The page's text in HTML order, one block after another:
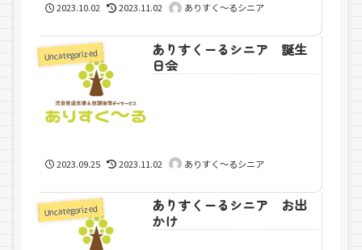
2023.10.02 2023.11.02 ありすく～るシニア
Uncategorized
ありすくーるシニア 誕生
日会
2023.09.25 2023.11.02 ありすく～るシニア
Uncategorized
ありすくーるシニア お出
かけ